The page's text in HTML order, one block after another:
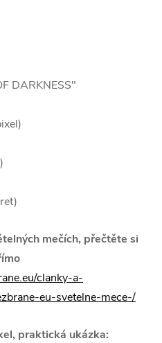
DARKNESS"
mečích, přečtěte si
clanky-a-
eu-svetelne-mece-/
praktická ukázka: